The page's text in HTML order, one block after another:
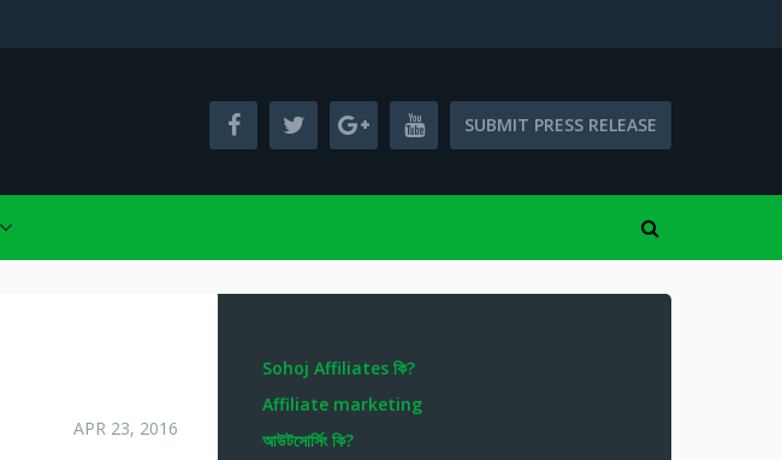
SUBMIT PRESS RELEASE
APR 23, 2016
Sohoj Affiliates কি?
Affiliate marketing
আউটসোর্সিং কি?